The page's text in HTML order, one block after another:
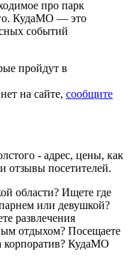
про парк
КудаМО — это
событий
пройдут в
на сайте, сообщите
- адрес, цены, как
отзывы посетителей.
области? Ищете где
или девушкой?
развлечения
отдыхом? Посещаете
корпоратив? КудаМО